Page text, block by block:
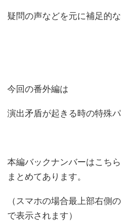
疑問の声などを元に補足的
今回の番外編は
演出矛盾が起きる時の特殊
本編バックナンバーはこち
まとめてあります。
（スマホの場合最上部右側
で表示されます）